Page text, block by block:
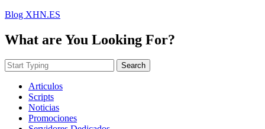
Blog XHN.ES
What are You Looking For?
Search
Articulos
Scripts
Noticias
Promociones